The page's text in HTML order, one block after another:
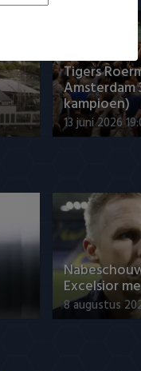
Tigers
Amsterdam
kampioen)
13 juni 2026
Excelsior
8 augustus